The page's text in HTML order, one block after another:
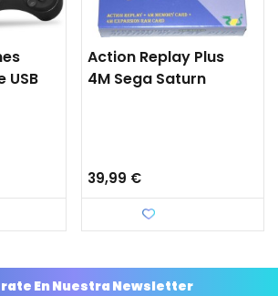
USB
Action Replay Plus
4M Sega Saturn
39,99 €
En Nuestra Newsletter